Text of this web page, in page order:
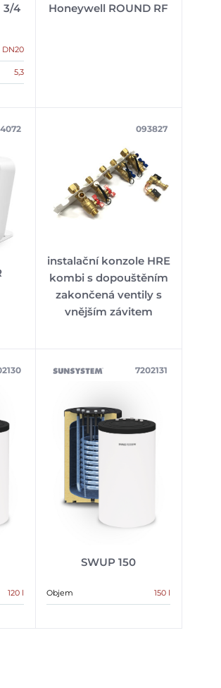
3/4
DN20
5,3
Honeywell ROUND RF
instalační konzole HRE
kombi s dopouštěním
zakončená ventily s
vnějším závitem
093827
120 l
SWUP 150
7202131
Objem 150 l